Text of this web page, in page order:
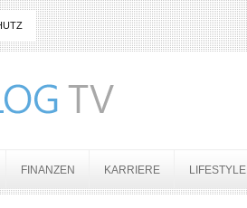
FINANZEN KARRIERE LIFESTYLE